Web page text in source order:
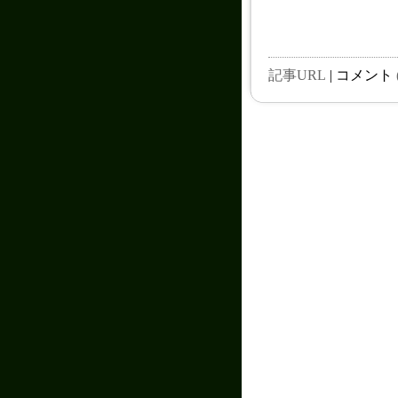
記事URL | コメント